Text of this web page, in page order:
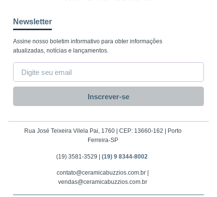
Newsletter
Assine nosso boletim informativo para obter informações
atualizadas, notícias e lançamentos.
Inscrever-se
Rua José Teixeira Vilela Pai, 1760 | CEP: 13660-162 | Porto
Ferreira-SP
(19) 3581-3529 | (19) 9 8344-8002
contato@ceramicabuzzios.com.br |
vendas@ceramicabuzzios.com.br